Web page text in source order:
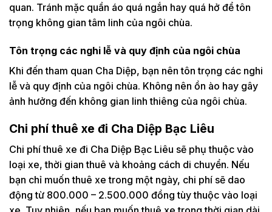
quan. Tránh mặc quần áo quá ngắn hay quá hở để tôn
trọng không gian tâm linh của ngôi chùa.
Tôn trọng các nghi lễ và quy định của ngôi chùa
Khi đến tham quan Cha Diệp, bạn nên tôn trọng các nghi
lễ và quy định của ngôi chùa. Không nên ồn ào hay gây
ảnh hưởng đến không gian linh thiêng của ngôi chùa.
Chi phí thuê xe đi Cha Diệp Bạc Liêu
Chi phí thuê xe đi Cha Diệp Bạc Liêu sẽ phụ thuộc vào
loại xe, thời gian thuê và khoảng cách di chuyển. Nếu
bạn chỉ muốn thuê xe trong một ngày, chi phí sẽ dao
động từ 800.000 – 2.500.000 đồng tùy thuộc vào loại